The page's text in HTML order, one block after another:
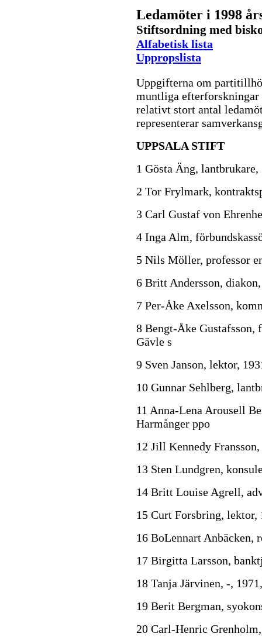
Ledamöter i 1998
Stiftsordning med
Alfabetisk lista
Uppropslista
Uppgifterna om
muntliga
relativt stort antal
representerar
UPPSALA STIFT
1 Gösta Äng,
2 Tor Frylmark,
3 Carl Gustaf von
4 Inga Alm,
5 Nils Möller, professor
6 Britt Andersson,
7 Per-Åke Axelsson,
8 Bengt-Åke Gustafsson,
Gävle s
9 Sven Janson, lektor,
10 Gunnar Sehlberg,
11 Anna-Lena Arousell
Harmånger ppo
12 Jill Kennedy
13 Sten Lundgren,
14 Britt Louise Agrell,
15 Curt Forsbring, lektor,
16 BoLennart Anbäcken,
17 Birgitta Larsson,
18 Tanja Järvinen, -,
19 Berit Bergman,
20 Carl-Henric